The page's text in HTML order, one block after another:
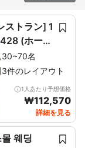
ストラン] 1
(ホール
席+ルーム1
)
30~70名
3件のレイアウト
1人あたり予想価格
₩112,570
詳細を見る
몰 웨딩